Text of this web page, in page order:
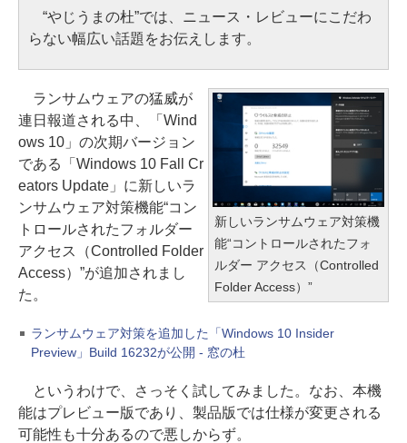
“やじうまの杜”では、ニュース・レビューにこだわ
らない幅広い話題をお伝えします。
新しいランサムウェア対策機
能“コントロールされたフォ
ルダー アクセス（Controlled
Folder Access）”
ランサムウェアの猛威が
連日報道される中、「Wind
ows 10」の次期バージョン
である「Windows 10 Fall Cr
eators Update」に新しいラ
ンサムウェア対策機能“コン
トロールされたフォルダー
アクセス（Controlled Folder
Access）”が追加されまし
た。
ランサムウェア対策を追加した「Windows 10 Insider
Preview」Build 16232が公開 - 窓の杜
というわけで、さっそく試してみました。なお、本機
能はプレビュー版であり、製品版では仕様が変更される
可能性も十分あるので悪しからず。